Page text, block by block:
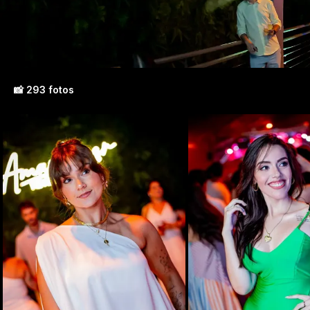
📸 293 fotos